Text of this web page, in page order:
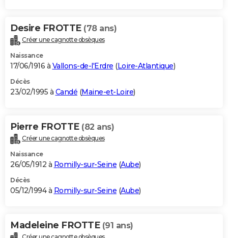
Desire FROTTE (78 ans)
Créer une cagnotte obsèques
Naissance
17/06/1916 à Vallons-de-l'Erdre (Loire-Atlantique)
Décès
23/02/1995 à Candé (Maine-et-Loire)
Pierre FROTTE (82 ans)
Créer une cagnotte obsèques
Naissance
26/05/1912 à Romilly-sur-Seine (Aube)
Décès
05/12/1994 à Romilly-sur-Seine (Aube)
Madeleine FROTTE (91 ans)